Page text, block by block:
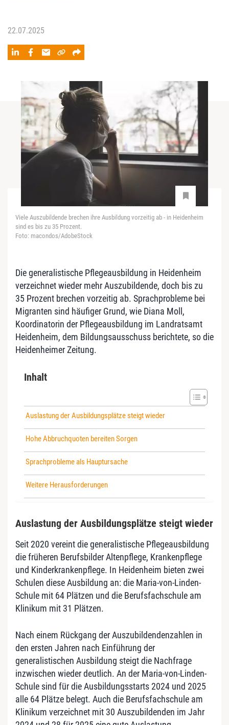
22.07.2025
Viele Auszubildende brechen ihre Ausbildung vorzeitig ab - in Heidenheim
sind es bis zu 35 Prozent.
Foto: macondos/AdobeStock
Die generalistische Pflegeausbildung in Heidenheim
verzeichnet wieder mehr Auszubildende, doch bis zu
35 Prozent brechen vorzeitig ab. Sprachprobleme bei
Migranten sind häufiger Grund, wie Diana Moll,
Koordinatorin der Pflegeausbildung im Landratsamt
Heidenheim, dem Bildungsausschuss berichtete, so die
Heidenheimer Zeitung.
Inhalt
Auslastung der Ausbildungsplätze steigt wieder
Hohe Abbruchquoten bereiten Sorgen
Sprachprobleme als Hauptursache
Weitere Herausforderungen
Auslastung der Ausbildungsplätze steigt wieder
Seit 2020 vereint die generalistische Pflegeausbildung
die früheren Berufsbilder Altenpflege, Krankenpflege
und Kinderkrankenpflege. In Heidenheim bieten zwei
Schulen diese Ausbildung an: die Maria-von-Linden-
Schule mit 64 Plätzen und die Berufsfachschule am
Klinikum mit 31 Plätzen.
Nach einem Rückgang der Auszubildendenzahlen in
den ersten Jahren nach Einführung der
generalistischen Ausbildung steigt die Nachfrage
inzwischen wieder deutlich. An der Maria-von-Linden-
Schule sind für die Ausbildungsstarts 2024 und 2025
alle 64 Plätze belegt. Auch die Berufsfachschule am
Klinikum verzeichnet mit 30 Auszubildenden im Jahr